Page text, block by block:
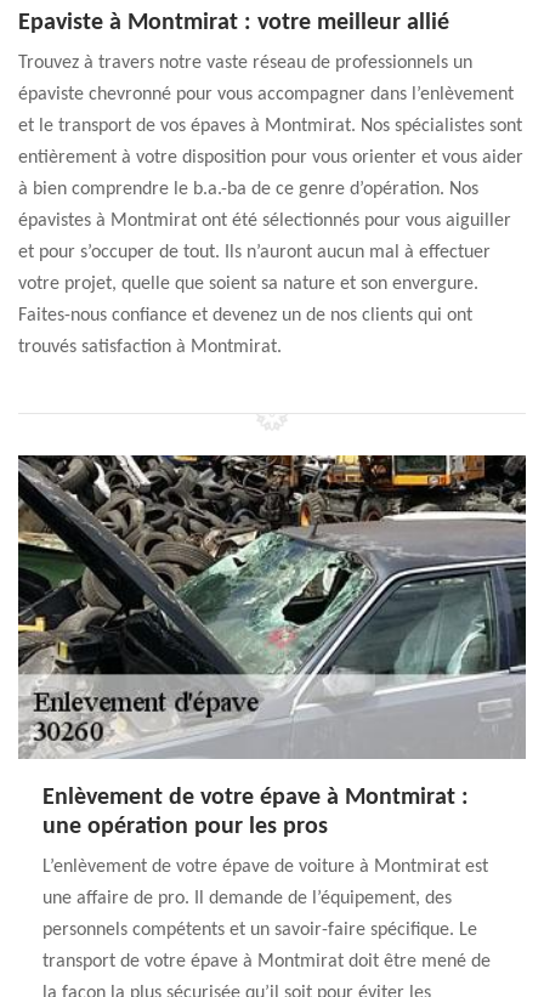
Epaviste à Montmirat : votre meilleur allié
Trouvez à travers notre vaste réseau de professionnels un
épaviste chevronné pour vous accompagner dans l’enlèvement
et le transport de vos épaves à Montmirat. Nos spécialistes sont
entièrement à votre disposition pour vous orienter et vous aider
à bien comprendre le b.a.-ba de ce genre d’opération. Nos
épavistes à Montmirat ont été sélectionnés pour vous aiguiller
et pour s’occuper de tout. Ils n’auront aucun mal à effectuer
votre projet, quelle que soient sa nature et son envergure.
Faites-nous confiance et devenez un de nos clients qui ont
trouvés satisfaction à Montmirat.
Enlèvement de votre épave à Montmirat :
une opération pour les pros
L’enlèvement de votre épave de voiture à Montmirat est
une affaire de pro. Il demande de l’équipement, des
personnels compétents et un savoir-faire spécifique. Le
transport de votre épave à Montmirat doit être mené de